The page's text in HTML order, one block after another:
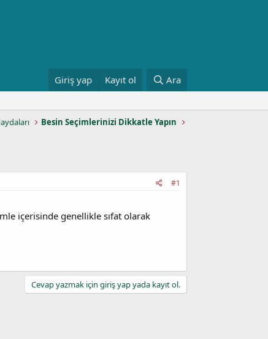
Giriş yap Kayıt ol Ara
Besin Seçimlerinizi Dikkatle Yapın
#1
içerisinde genellikle sıfat olarak
Cevap yazmak için giriş yap yada kayıt ol.